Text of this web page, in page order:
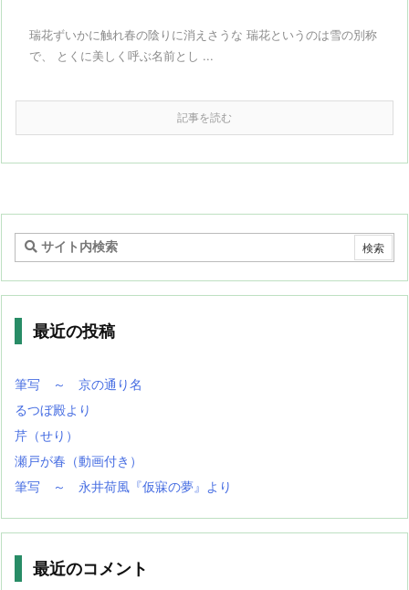
瑞花ずいかに触れ春の陰りに消えさうな 瑞花というのは雪の別称
で、 とくに美しく呼ぶ名前とし ...
記事を読む
最近の投稿
筆写 ～ 京の通り名
るつぼ殿より
芹（せり）
瀬戸が春（動画付き）
筆写 ～ 永井荷風『仮寐の夢』より
最近のコメント